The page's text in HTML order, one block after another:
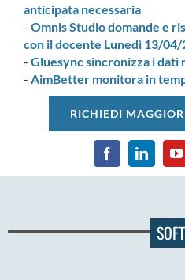
anticipata necessaria
- Omnis Studio domande e
con il docente Lunedì 13/04/
- Gluesync sincronizza i dati
- AimBetter monitora in
RICHIEDI